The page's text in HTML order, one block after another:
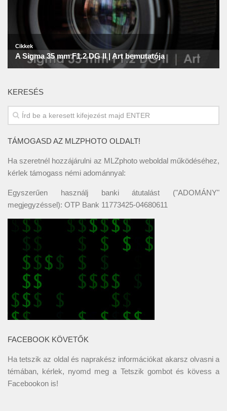
KERESÉS
TÁMOGASD AZ MLZPHOTO OLDALT!
Ha szeretnél hozzájárulni az MLZphoto weboldal működéséhez,
kérlek támogass némi adománnyal:
Egyszerűen használj banki átutalást ("ADOMÁNY"
megjegyzéssel): OTP Bank 11773425-04680611
FACEBOOK KÖVETŐK
Ha tetszik az oldal és naprakész információkat akarsz olvasni a
témában, kérlek, nyomd meg a Tetszik gombot és kövess a
Facebookon is!